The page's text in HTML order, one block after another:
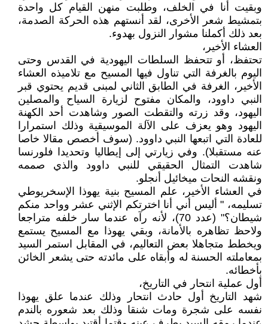
وبقيت أنا في الخلف، وطلبت منهن القيام كل واحدة
بتمشيط شعر الأخرى، لقد أنستهم هذه الحركة الصدمة،
بعد ذلك أكملنا مشوار النزول بهدوء.
العشاء الأخير،
تحتفظ، أو تتحفظ السلطات اليهودية في القدس وحتى
اليوم بالغرفة التي تناول فيها المسيح مع تلاميذه العشاء
الأخير، الغرفة في الطابق الثاني لمبنى قديم يحتوي قبر
النبي داوود، والمكان مفتوح لزيارة السياح والمصلين
اليهود، وقد زرته والتقطت الصور وشاهدت أحد الكهنة
اليهود وهو يعزف على الآلة الموسيقية وذلك استمرارا
للعادة التي اتبعها النبي داوود. (سوف أخصص مقالا خاصا
عنه مستقبلا). وفي زيارتي إلى إيطاليا وتحديدا فلورنسا
شاهدت التمثال الحقيقي للنبي داوود والذي صممه
ونقشه النحات ميخائيل أنجلو.
في العشاء الأخير، علم المسيح بنية يهوذا الإسخريوطي
تسليمه، " أليس أني أنا اخترتكم الإثني عشر وواحد منكم
شيطان؟" (عدد 70)، لأنه رآه عندما سار خلفه متراجعا
ولاحظ تظاهره بالأمانة، وبقي يهوذا مع المسيح يستمع
ويخطط متجاهلا بعض التعاليم، في المقابل استمر السيد
بمعاملته الحسنة له وأبقاه على مائدته حتى يشعر الخائن
بأخطائه.
أول عملية انتحار في التاريخ،
شهد التاريخ أول حادث انتحار وذلك عندما علق يهوذا
نفسه على شجرة ومات شنقا وذلك بعد شعوره بالندم